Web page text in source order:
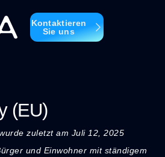
Kontaktieren
Sie uns
(EU)
zuletzt am Juli 12, 2025
und Einwohner mit ständigem